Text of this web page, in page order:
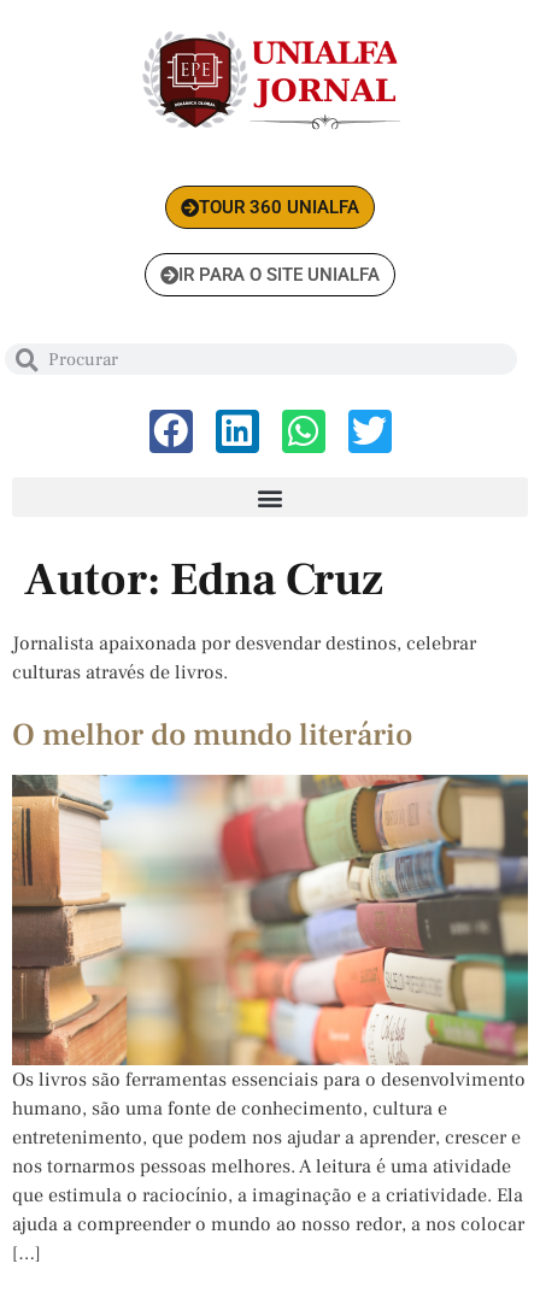
TOUR 360 UNIALFA
IR PARA O SITE UNIALFA
Autor: Edna Cruz
Jornalista apaixonada por desvendar destinos, celebrar
culturas através de livros.
O melhor do mundo literário
Os livros são ferramentas essenciais para o desenvolvimento
humano, são uma fonte de conhecimento, cultura e
entretenimento, que podem nos ajudar a aprender, crescer e
nos tornarmos pessoas melhores. A leitura é uma atividade
que estimula o raciocínio, a imaginação e a criatividade. Ela
ajuda a compreender o mundo ao nosso redor, a nos colocar
[…]